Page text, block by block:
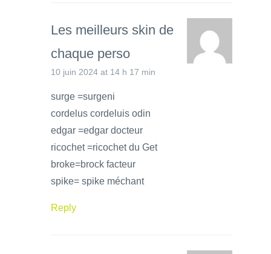
Les meilleurs skin de
chaque perso
10 juin 2024 at 14 h 17 min
surge =surgeni
cordelus cordeluis odin
edgar =edgar docteur
ricochet =ricochet du Get
broke=brock facteur
spike= spike méchant
Reply